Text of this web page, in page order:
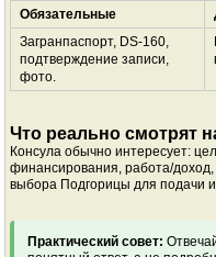
Обязательные
Загранпаспорт, DS-160,
подтверждение записи,
фото.
Что реально смотрят
Консула обычно интересует:
финансирования, работа/
выбора Подгорицы для подачи
Практический совет: